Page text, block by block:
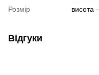
Розмір
висота
Відгуки